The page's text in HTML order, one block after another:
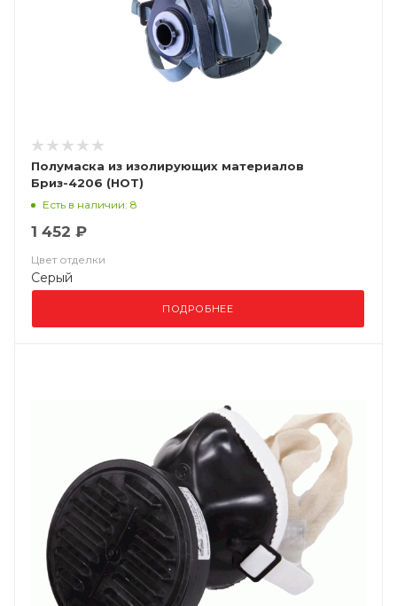
Полумаска из изолирующих материалов
Бриз-4206 (НОТ)
Есть в наличии: 8
1 452 ₽
Цвет отделки
Серый
ПОДРОБНЕЕ